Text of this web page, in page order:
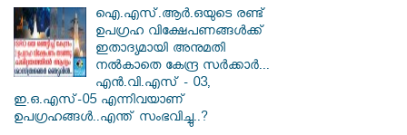
ഐ.എസ്.ആർ.ഒയുടെ രണ്ട്
ഉപഗ്രഹ വിക്ഷേപണങ്ങൾക്ക്
ഇതാദ്യമായി അനുമതി
നൽകാതെ കേന്ദ്ര സർക്കാർ...
എൻ.വി.എസ് - 03,
ഇ.ഒ.എസ്-05 എന്നിവയാണ്
ഉപഗ്രഹങ്ങൾ..എന്ത് സംഭവിച്ചു..?